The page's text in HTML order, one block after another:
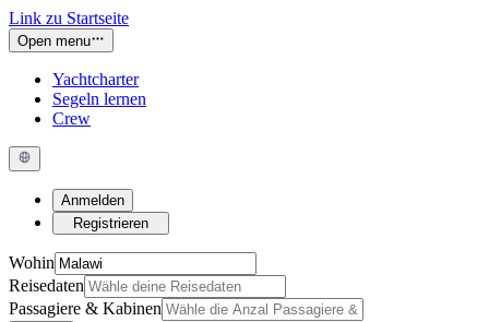
Link zu Startseite
Open menu
Yachtcharter
Segeln lernen
Crew
Anmelden
Registrieren
Wohin
Reisedaten
Passagiere & Kabinen